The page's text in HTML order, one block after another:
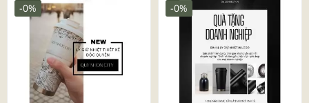
-0% -0%